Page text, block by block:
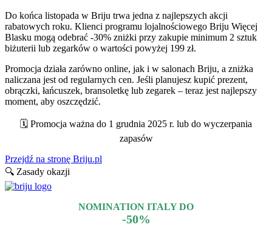
Do końca listopada w Briju trwa jedna z najlepszych akcji
rabatowych roku. Klienci programu lojalnościowego Briju Więcej
Blasku mogą odebrać -30% zniżki przy zakupie minimum 2 sztuk
biżuterii lub zegarków o wartości powyżej 199 zł.
Promocja działa zarówno online, jak i w salonach Briju, a zniżka
naliczana jest od regularnych cen. Jeśli planujesz kupić prezent,
obrączki, łańcuszek, bransoletkę lub zegarek – teraz jest najlepszy
moment, aby oszczędzić.
🗓️ Promocja ważna do 1 grudnia 2025 r. lub do wyczerpania
zapasów
Przejdź na stronę Briju.pl
🔍 Zasady okazji
NOMINATION ITALY DO
-50%